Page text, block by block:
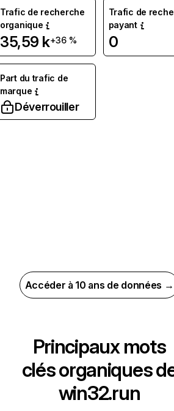
Trafic de recherche
organique
35,59 k+36 %
Trafic de
payant
0
Part du trafic de
marque
Déverrouiller
Accéder à 10 ans de données →
Principaux mots
clés organiques
win32.run